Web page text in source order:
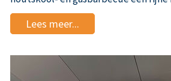
Lees meer...